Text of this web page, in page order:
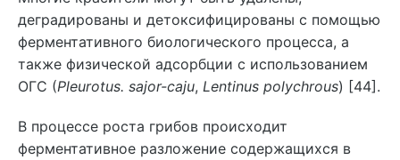
деградированы и детоксифицированы с помощью
ферментативного биологического процесса, а
также физической адсорбции с использованием
ОГС (Pleurotus. sajor-caju, Lentinus polychrous) [44].
В процессе роста грибов происходит
ферментативное разложение содержащихся в